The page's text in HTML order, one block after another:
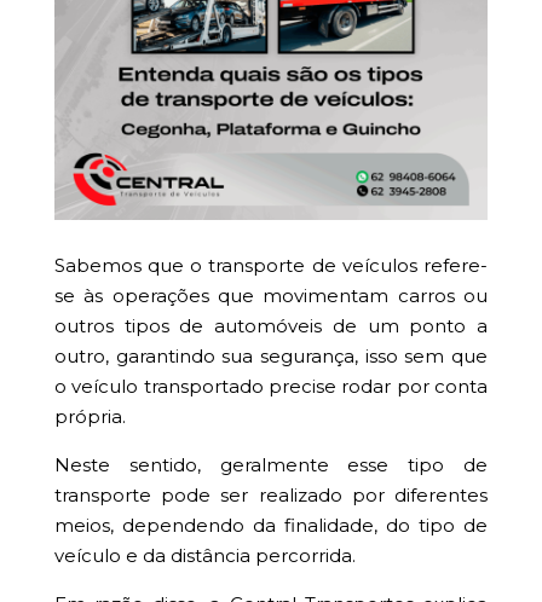
Sabemos que o transporte de veículos refere-
se às operações que movimentam carros ou
outros tipos de automóveis de um ponto a
outro, garantindo sua segurança, isso sem que
o veículo transportado precise rodar por conta
própria.
Neste sentido, geralmente esse tipo de
transporte pode ser realizado por diferentes
meios, dependendo da finalidade, do tipo de
veículo e da distância percorrida.